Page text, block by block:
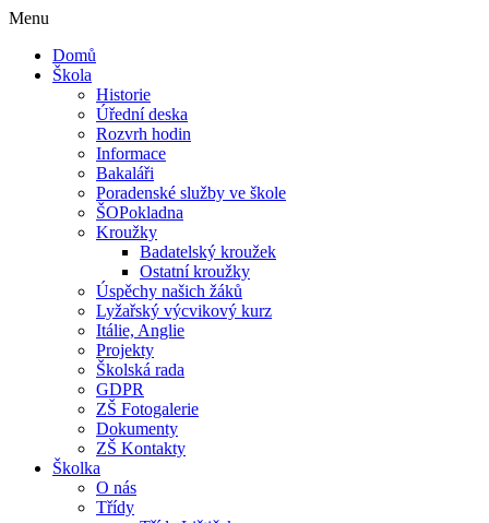
Menu
Domů
Škola
Historie
Úřední deska
Rozvrh hodin
Informace
Bakaláři
Poradenské služby ve škole
ŠOPokladna
Kroužky
Badatelský kroužek
Ostatní kroužky
Úspěchy našich žáků
Lyžařský výcvikový kurz
Itálie, Anglie
Projekty
Školská rada
GDPR
ZŠ Fotogalerie
Dokumenty
ZŠ Kontakty
Školka
O nás
Třídy